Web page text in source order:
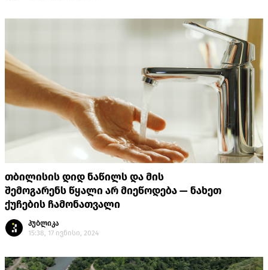
თბილისის დიდ ნაწილს და მის
შემოგარენს წყალი არ მიეწოდება — ნახეთ
ქუჩების ჩამონათვალი
პუბლიკა
15:38, 17 ივნისი, 2024